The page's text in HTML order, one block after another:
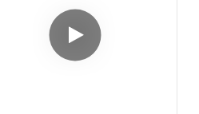
Различными Навесными
Устройствами.